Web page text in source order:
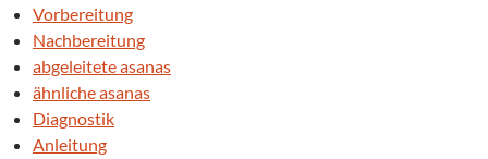
Vorbereitung
Nachbereitung
abgeleitete asanas
ähnliche asanas
Diagnostik
Anleitung